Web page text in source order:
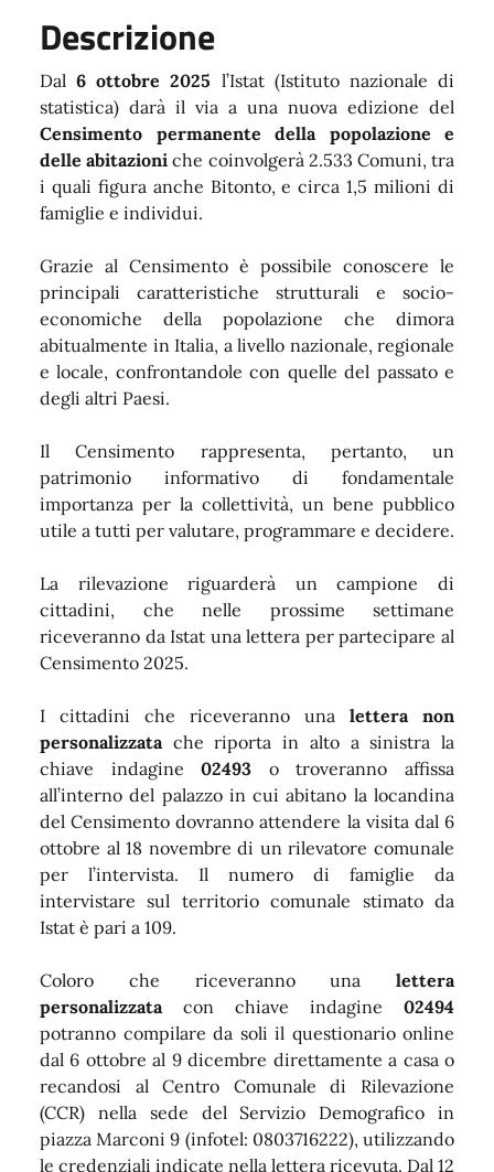
Descrizione
Dal6 ottobre 2025 l’Istat (Istituto nazionale di
statistica) darà il via a una nuova edizione del
Censimento permanente della popolazione e
delle abitazioniche coinvolgerà 2.533 Comuni, tra
i quali figura anche Bitonto, e circa 1,5 milioni di
famiglie e individui.
Grazie al Censimento è possibile conoscere le
principali caratteristiche strutturali e socio-
economiche della popolazione che dimora
abitualmente in Italia, a livello nazionale, regionale
e locale, confrontandole con quelle del passato e
degli altri Paesi.
Il Censimento rappresenta, pertanto, un
patrimonio informativo di fondamentale
importanza per la collettività, un bene pubblico
utile a tutti per valutare, programmare e decidere.
La rilevazione riguarderà un campione di
cittadini, che nelle prossime settimane
riceveranno da Istat una lettera per partecipare al
Censimento 2025.
I cittadini che riceveranno una lettera non
personalizzata che riporta in alto a sinistra la
chiave indagine02493 o troveranno affissa
all’interno del palazzo in cui abitano la locandina
del Censimento dovranno attendere la visita dal 6
ottobre al 18 novembre di un rilevatore comunale
per l’intervista. Il numero di famiglie da
intervistare sul territorio comunale stimato da
Istat è pari a 109.
Coloro che riceveranno una lettera
personalizzata con chiave indagine 02494
potranno compilare da soli il questionario online
dal 6 ottobre al 9 dicembre direttamente a casa o
recandosi al Centro Comunale di Rilevazione
(CCR) nella sede del Servizio Demografico in
piazza Marconi 9 (infotel: 0803716222), utilizzando
le credenziali indicate nella lettera ricevuta. Dal 12